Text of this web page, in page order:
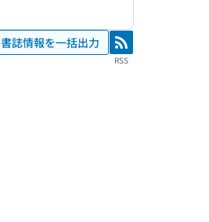
書誌情報を一括出力 RSS
RSS